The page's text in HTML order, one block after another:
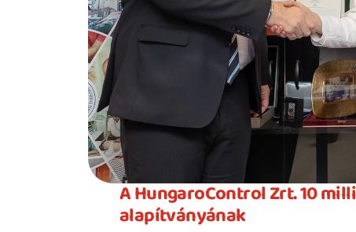
A HungaroControl Zrt. 10
alapítványának